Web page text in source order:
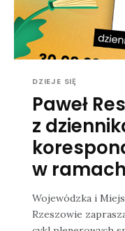
DZIEJE SIĘ
Paweł
z
w
Wojewódzka i
Rzeszowie zaprasza na Letnie Ogrody